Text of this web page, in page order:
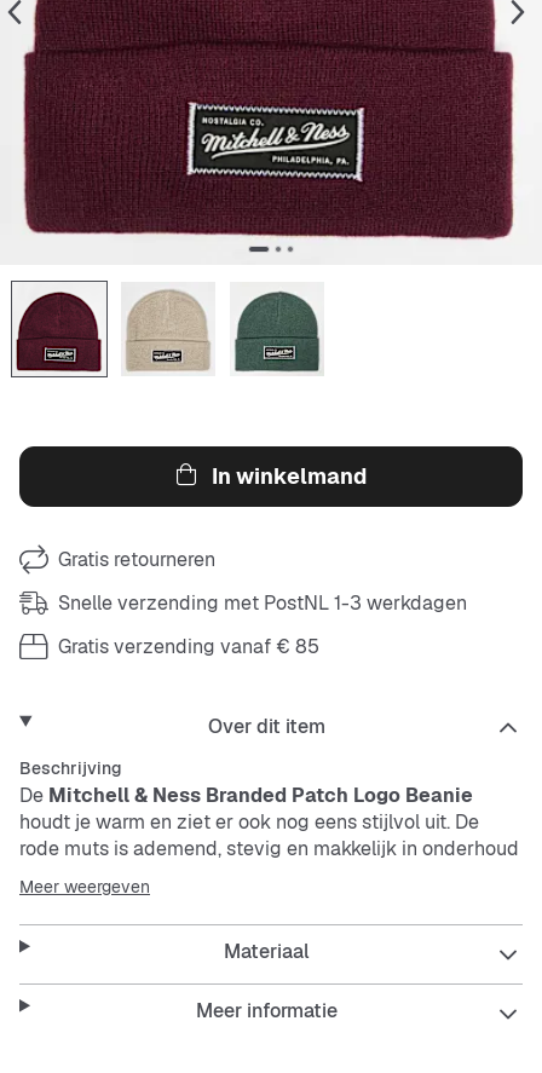
In winkelmand
Gratis retourneren
Snelle verzending met PostNL 1-3 werkdagen
Gratis verzending vanaf € 85
Over dit item
Beschrijving
De Mitchell & Ness Branded Patch Logo Beanie
houdt je warm en ziet er ook nog eens stijlvol uit. De
rode muts is ademend, stevig en makkelijk in onderhoud
– perfect voor elke dag.
Features:
Meer weergeven
Materiaal
Meer informatie